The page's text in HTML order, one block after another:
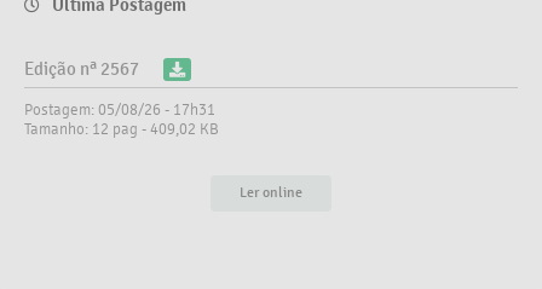
Última Postagem
Edição nª 2567
Postagem: 05/08/26 - 17h31
Tamanho: 12 pag - 409,02 KB
Ler online